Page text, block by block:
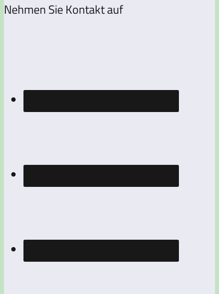
Nehmen Sie Kontakt auf